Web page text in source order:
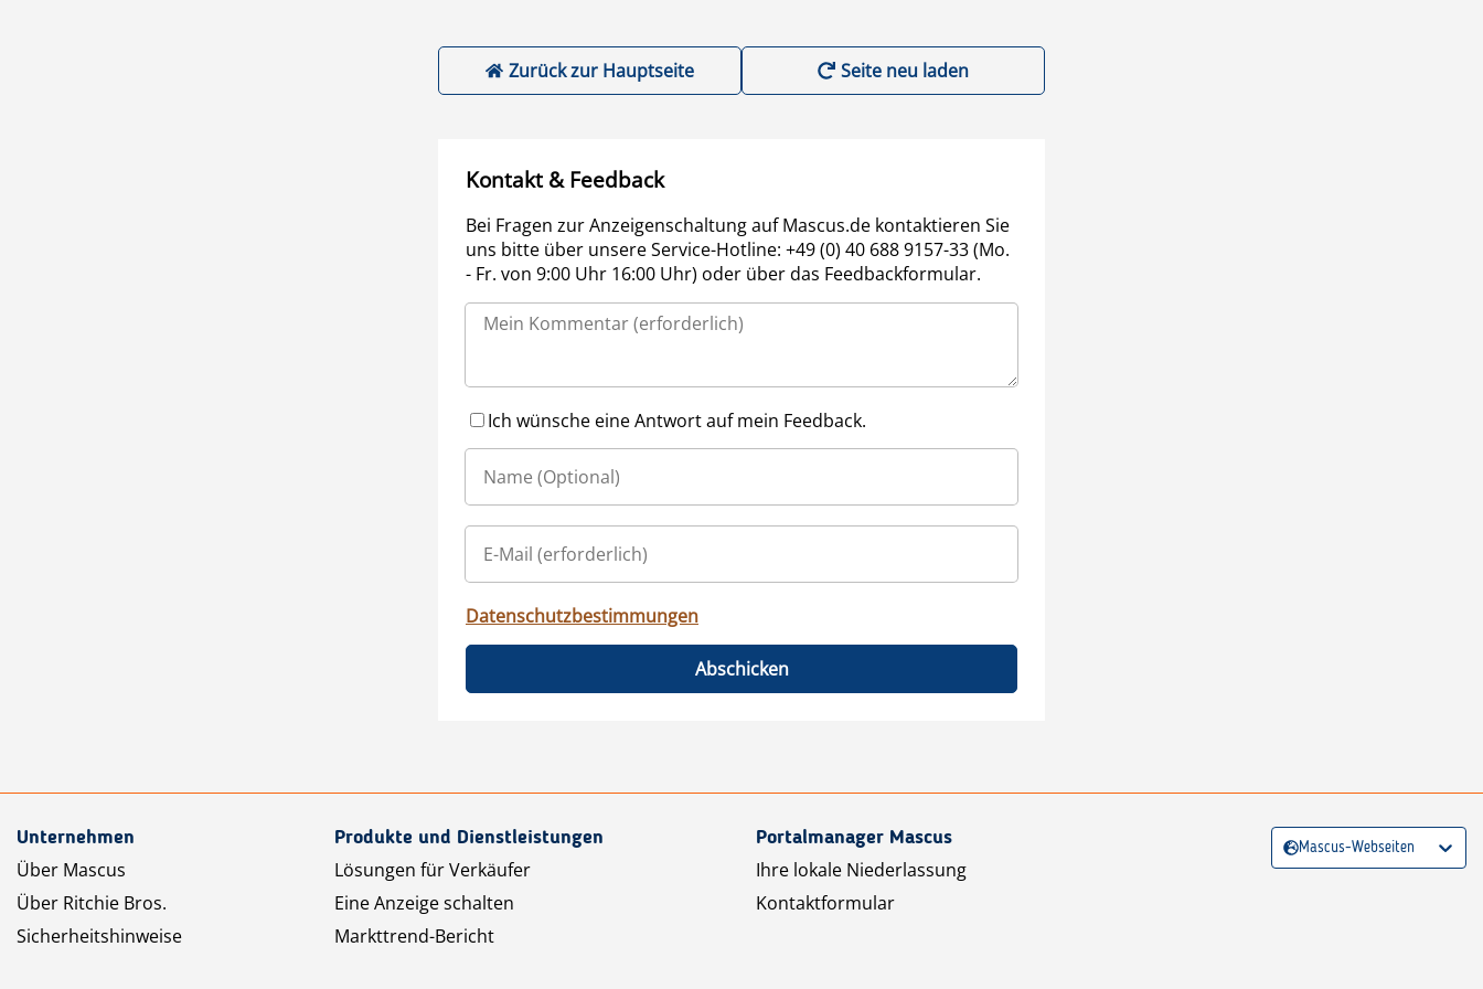
Zurück zur Hauptseite Seite neu laden
Kontakt & Feedback
Bei Fragen zur Anzeigenschaltung auf Mascus.de kontaktieren Sie
uns bitte über unsere Service-Hotline: +49 (0) 40 688 9157-33 (Mo.
- Fr. von 9:00 Uhr 16:00 Uhr) oder über das Feedbackformular.
Ich wünsche eine Antwort auf mein Feedback.
Datenschutzbestimmungen
Abschicken
Unternehmen
Über Mascus
Über Ritchie Bros.
Sicherheitshinweise
Produkte und Dienstleistungen
Lösungen für Verkäufer
Eine Anzeige schalten
Markttrend-Bericht
Portalmanager Mascus
Ihre lokale Niederlassung
Kontaktformular
Mascus-Webseiten